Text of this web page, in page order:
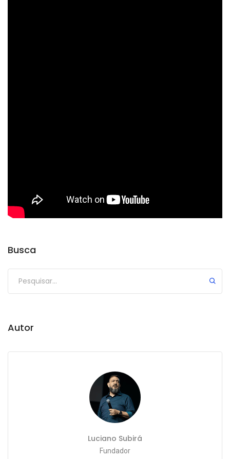
Busca
Autor
Luciano Subirá
Fundador